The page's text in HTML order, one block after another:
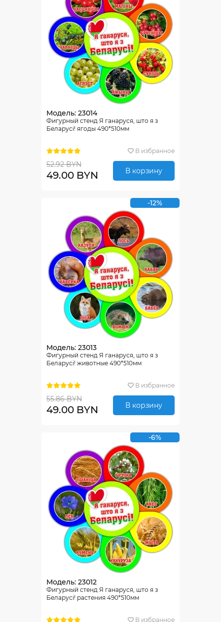
Модель: 23014
Фигурный стенд Я ганаруся, што я з
Беларусi! ягоды 490*510мм
В избранное
52.92 BYN
49.00 BYN В корзину
-12%
Модель: 23013
Фигурный стенд Я ганаруся, што я з
Беларусi! животные 490*510мм
В избранное
55.86 BYN
49.00 BYN В корзину
-6%
Модель: 23012
Фигурный стенд Я ганаруся, што я з
Беларусi! растения 490*510мм
В избранное